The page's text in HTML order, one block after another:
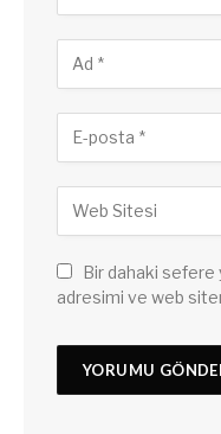
Bir dahaki sefere
adresimi ve web